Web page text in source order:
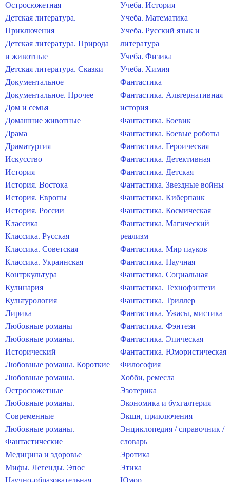
Остросюжетная
Детская литература.
Приключения
Детская литература. Природа
и животные
Детская литература. Сказки
Документальное
Документальное. Прочее
Дом и семья
Домашние животные
Драма
Драматургия
Искусство
История
История. Востока
История. Европы
История. России
Классика
Классика. Русская
Классика. Советская
Классика. Украинская
Контркультура
Кулинария
Культурология
Лирика
Любовные романы
Любовные романы.
Исторический
Любовные романы. Короткие
Любовные романы.
Остросюжетные
Любовные романы.
Современные
Любовные романы.
Фантастические
Медицина и здоровье
Мифы. Легенды. Эпос
Научно-образовательная
Учеба. История
Учеба. Математика
Учеба. Русский язык и
литература
Учеба. Физика
Учеба. Химия
Фантастика
Фантастика. Альтернативная
история
Фантастика. Боевик
Фантастика. Боевые роботы
Фантастика. Героическая
Фантастика. Детективная
Фантастика. Детская
Фантастика. Звездные войны
Фантастика. Киберпанк
Фантастика. Космическая
Фантастика. Магический
реализм
Фантастика. Мир пауков
Фантастика. Научная
Фантастика. Социальная
Фантастика. Технофэнтези
Фантастика. Триллер
Фантастика. Ужасы, мистика
Фантастика. Фэнтези
Фантастика. Эпическая
Фантастика. Юмористическая
Философия
Хобби, ремесла
Эзотерика
Экономика и бухгалтерия
Экшн, приключения
Энциклопедия / справочник /
словарь
Эротика
Этика
Юмор